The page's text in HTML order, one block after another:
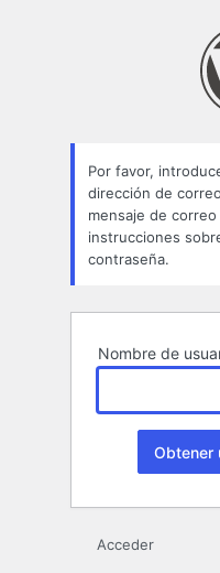
Por favor,
dirección de
mensaje de
instrucciones
contraseña.
Nombre de
Acceder